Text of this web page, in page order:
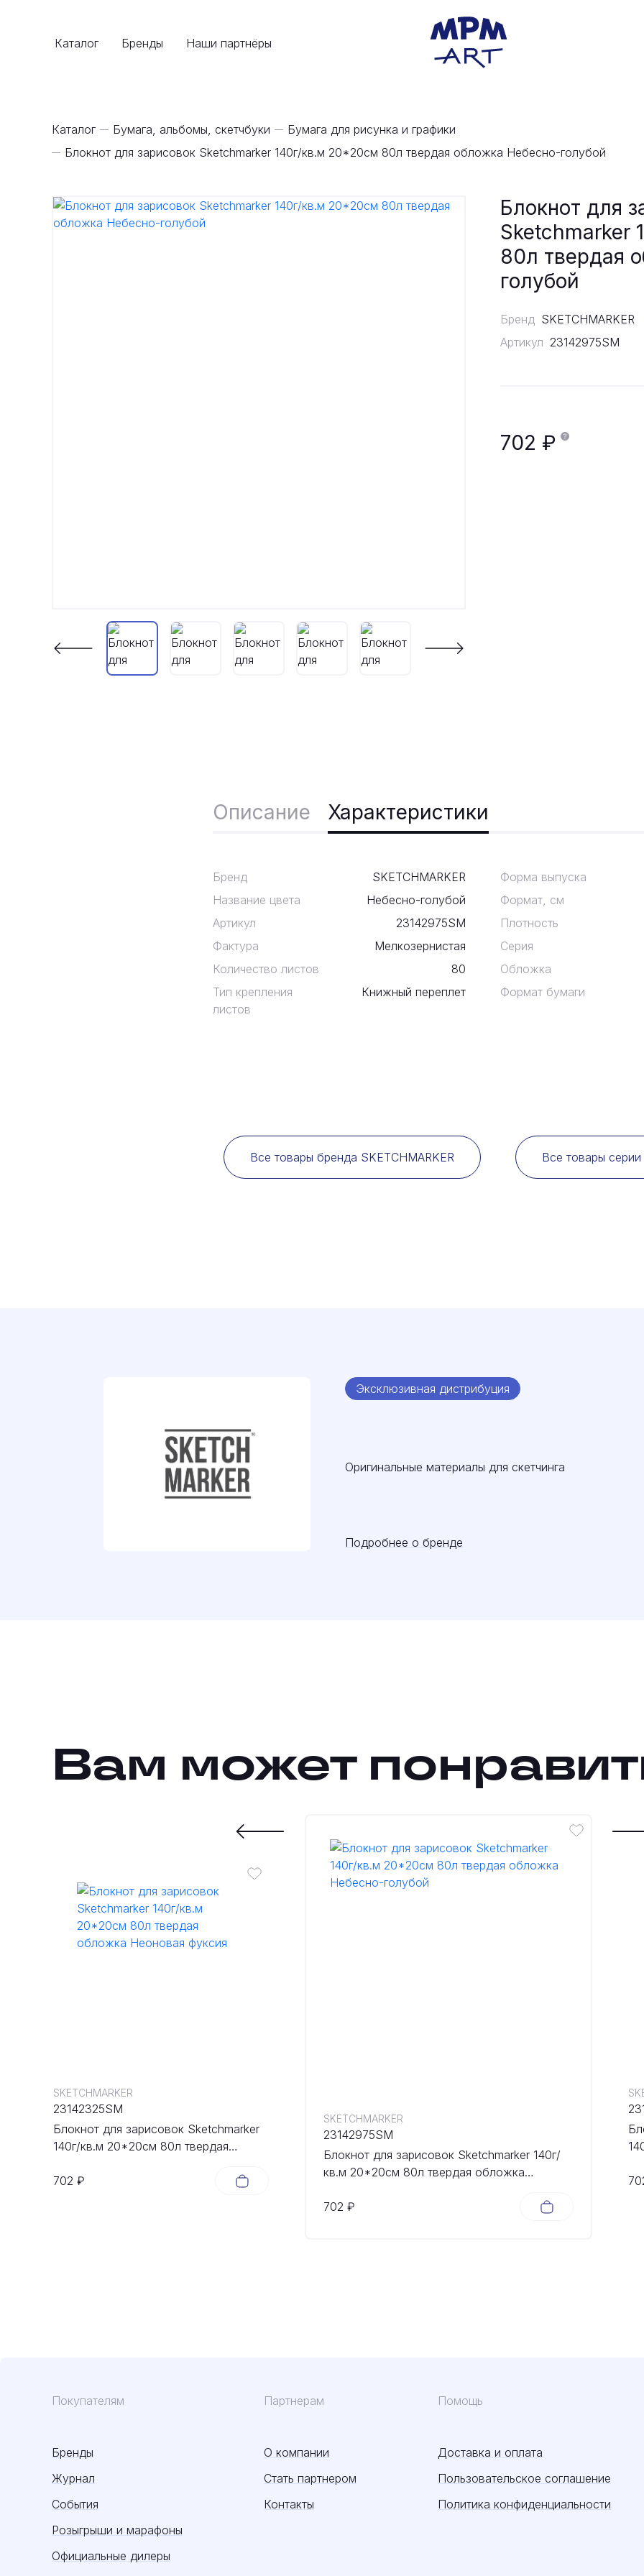
Каталог Бренды Наши партнёры
Каталог Бумага, альбомы, скетчбуки
Бумага для рисунка и графики
Блокнот для зарисовок Sketchmarker 140г/кв.м 20*20cм 80л твердая обложка Небесно-голубой
Блокнот для
Sketchmarker
80л твердая
голубой
Бренд SKETCHMARKER
Артикул 23142975SM
702 ₽
Описание Характеристики
Бренд SKETCHMARKER
Форма выпуска
Название цвета
Небесно-голубой
Формат, см
Артикул
23142975SM
Плотность
Фактура
Мелкозернистая
Серия
Количество листов
80
Обложка
Тип крепления
листов
Книжный переплет Формат бумаги
Все товары бренда SKETCHMARKER Все товары
Эксклюзивная дистрибуция
Оригинальные материалы для скетчинга
Подробнее о бренде
Вам может
702 ₽
Блокнот для зарисовок Sketchmarker
140г/кв.м 20*20cм 80л твердая
SKETCHMARKER
23142325SM
702 ₽
Блокнот для зарисовок Sketchmarker 140г/
кв.м 20*20cм 80л твердая обложка
SKETCHMARKER
23142975SM
Покупателям
Бренды
Журнал
События
Розыгрыши и марафоны
Официальные дилеры
Партнерам
О компании
Стать партнером
Контакты
Помощь
Доставка и оплата
Пользовательское соглашение
Политика конфиденциальности